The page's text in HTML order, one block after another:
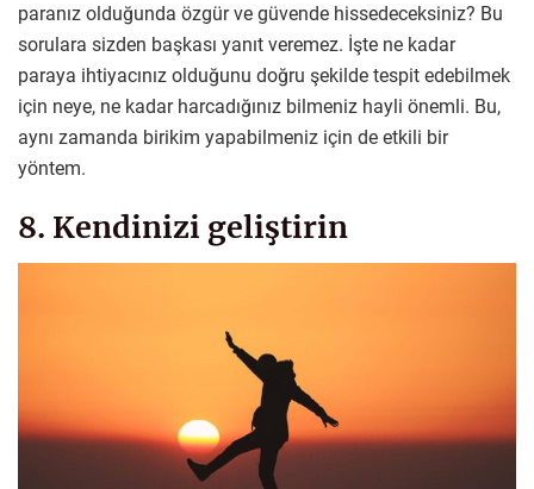
paranız olduğunda özgür ve güvende hissedeceksiniz? Bu
sorulara sizden başkası yanıt veremez. İşte ne kadar
paraya ihtiyacınız olduğunu doğru şekilde tespit edebilmek
için neye, ne kadar harcadığınız bilmeniz hayli önemli. Bu,
aynı zamanda birikim yapabilmeniz için de etkili bir
yöntem.
8. Kendinizi geliştirin